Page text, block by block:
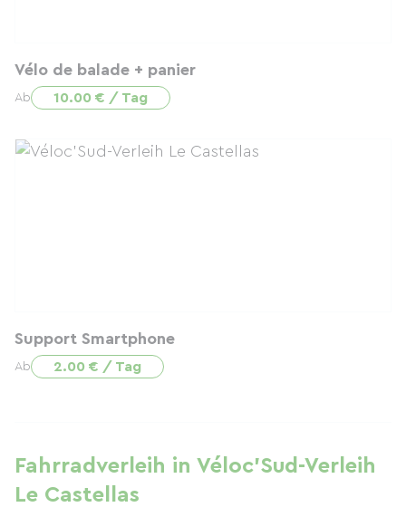
Vélo de balade + panier
Ab 10.00 € / Tag
Support Smartphone
Ab 2.00 € / Tag
Fahrradverleih in Véloc'Sud-Verleih
Le Castellas